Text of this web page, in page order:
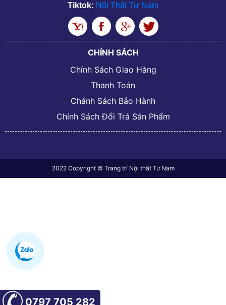
Tiktok: Nội Thất Tư Nam
CHÍNH SÁCH
Chính Sách Giao Hàng
Thanh Toán
Chánh Sách Bảo Hành
Chính Sách Đổi Trả Sản Phẩm
2022 Copyright © Trang trí Nội thất Tư Nam
0797 705 282